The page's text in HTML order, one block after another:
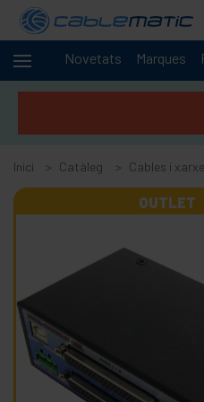
Novetats Marques
Cables -
Accessoris i targetes FireWire
+
Adaptador i accessoris ATA
Adaptador i targeta port
Adaptador i targeta port
-
Accessoris varis port sèrie
Adaptador RS232 a Bluetooth
Adaptador RS422 RS485 a
Inici Catàleg Cables i
OUTLET